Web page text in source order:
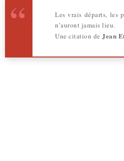
Les vrais départs, les
n’auront jamais lieu.
Une citation de Jean